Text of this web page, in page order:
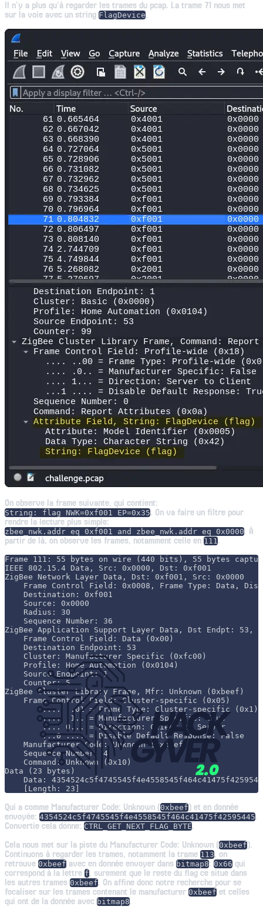
Il n’y a plus qu’à regarder les trames du pcap. La trame 71 nous met
sur la voie avec un string FlagDevice.
On observe la frame suivante, qui contient:
String: flag NWK=0xf001 EP=0x35. On va faire un filtre pour
rendre la lecture plus simple:
zbee_nwk.addr eq 0xf001 and zbee_nwk.addr eq 0x0000. À
partir de là, on observe les frames, notamment celle en 111.
Frame 111: 55 bytes on wire (440 bits), 55 bytes
IEEE 802.15.4 Data, Src: 0x0000, Dst: 0xf001
ZigBee Network Layer Data, Dst: 0xf001, Src: 0x0000
Frame Control Field: 0x0008, Frame Type: Data,
    Destination: 0xf001
    Source: 0x0000
    Radius: 30
    Sequence Number: 36
ZigBee Application Support Layer Data, Dst Endpt: 53,
    Frame Control Field: Data (0x00)
    Destination Endpoint: 53
    Cluster: Manufacturer Specific (0xfc00)
    Profile: Home Automation (0x0104)
    Source Endpoint: 1
    Counter: 5
ZigBee Cluster Library Frame, Mfr: Unknown (0xbeef)
    Frame Control Field: Cluster-specific (0x05)
        .... ..01 = Frame Type: Cluster-specific (0x1)
        .... .1.. = Manufacturer Specific: True
        .... 0... = Direction: Client to Server
        ...0 .... = Disable Default Response: False
    Manufacturer Code: Unknown (0xbeef)
    Sequence Number: 4
    Command: Unknown (0x10)
Data (23 bytes)
Data:
Qui a comme Manufacturer Code: Unknown (0xbeef) et en donnée
envoyée: 4354524c5f4745545f4e4558545f464c41475f42595445.
Convertie cela donne: CTRL_GET_NEXT_FLAG_BYTE.
Cela nous met sur la piste du Manufacturer Code: Unknown (0xbeef).
Continuons à regarder les trames, notamment la trame 113, on
retrouve 0xbeef avec en donnée envoyer dans bitmap8: 0x66 qui
correspond à la lettre f, surement que le reste du flag ce situe dans
les autres trames 0xbeef. On affine donc notre recherche pour se
focaliser sur les trames contenant le manufacturer 0xbeef et celles
qui ont de la donnée avec bitmap8.